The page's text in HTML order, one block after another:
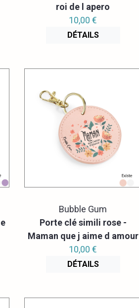
roi de l apero
10,00 €
DÉTAILS
Bubble Gum
Porte clé simili rose -
Maman que j aime d amour
10,00 €
DÉTAILS